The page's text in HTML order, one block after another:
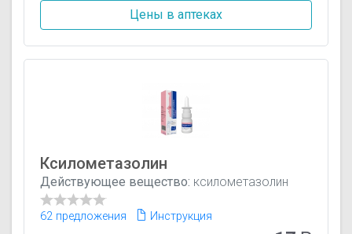
Цены в аптеках
Ксилометазолин
Действующее вещество: ксилометазолин
62 предложения Инструкция